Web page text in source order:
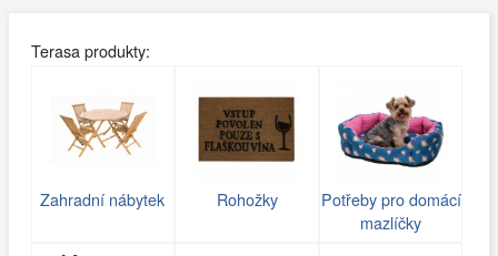
Terasa produkty:
Zahradní nábytek Rohožky
Potřeby pro domácí
mazlíčky